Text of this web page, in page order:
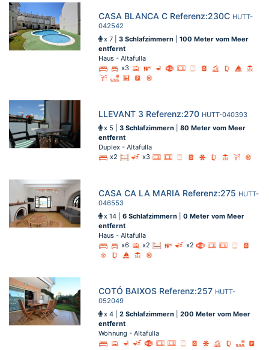
CASA BLANCA C Referenz:230C HUTT-
042542
x 7 |3 Schlafzimmern |100 Meter vom Meer
entfernt
Haus - Altafulla
x3
LLEVANT 3 Referenz:270 HUTT-040393
x 5 |3 Schlafzimmern |80 Meter vom Meer
entfernt
Duplex - Altafulla
x2
x3
CASA CA LA MARIA Referenz:275 HUTT-
046553
x 14 |6 Schlafzimmern |0 Meter vom Meer
entfernt
Haus - Altafulla
x6
x2 x2
COTÓ BAIXOS Referenz:257 HUTT-
052049
x 4 |2 Schlafzimmern |200 Meter vom Meer
entfernt
Wohnung - Altafulla